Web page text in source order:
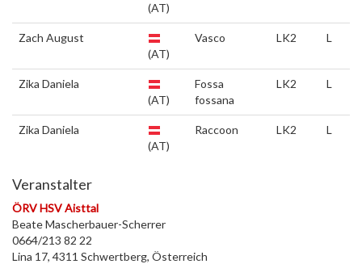
(AT)
Zach August
(AT)
Vasco LK2 L
Zika Daniela
(AT)
Fossa
fossana
LK2 L
Zika Daniela
(AT)
Raccoon LK2 L
Veranstalter
ÖRV HSV Aisttal
Beate Mascherbauer-Scherrer
0664/213 82 22
Lina 17, 4311 Schwertberg, Österreich